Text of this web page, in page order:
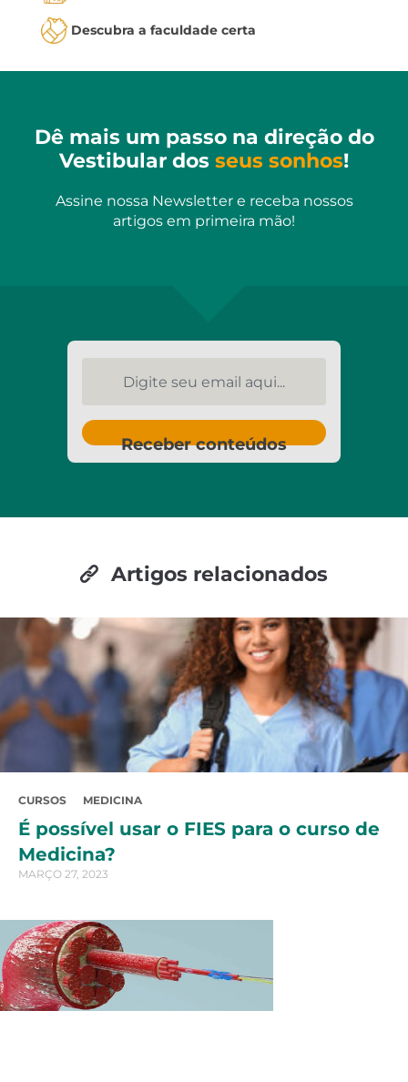
Descubra a faculdade certa
Dê mais um passo na direção do
Vestibular dos seus sonhos!
Assine nossa Newsletter e receba nossos
artigos em primeira mão!
Receber conteúdos
Artigos relacionados
CURSOS MEDICINA
É possível usar o FIES para o curso de
Medicina?
MARÇO 27, 2023